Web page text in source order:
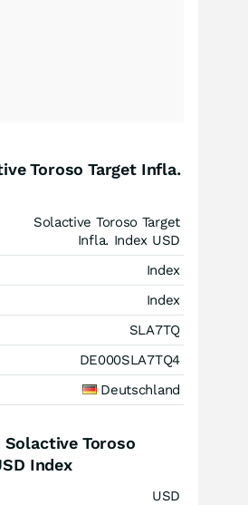
Toroso Target Infla.
Solactive Toroso Target
Infla. Index USD
Index
Index
SLA7TQ
DE000SLA7TQ4
Deutschland
Toroso
Index
USD